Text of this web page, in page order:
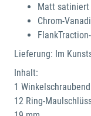
Matt satiniert
Chrom-
Lieferung: Im
Inhalt:
1
12 Ring-